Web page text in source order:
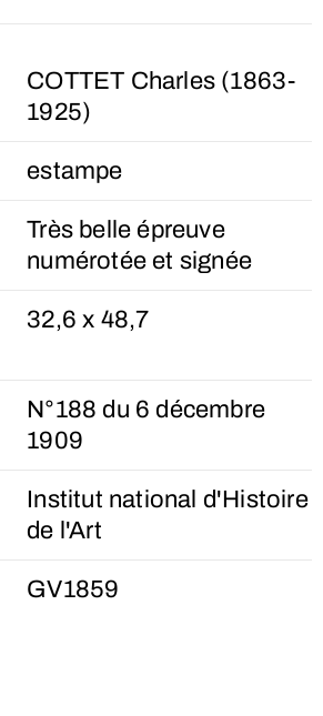
COTTET Charles (1863-
1925)
estampe
Très belle épreuve
numérotée et signée
32,6 x 48,7
N°188 du 6 décembre
1909
Institut national d'Histoire
de l'Art
GV1859